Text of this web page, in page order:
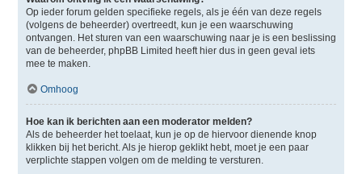
Op ieder forum gelden specifieke regels, als je één van deze regels
(volgens de beheerder) overtreedt, kun je een waarschuwing
ontvangen. Het sturen van een waarschuwing naar je is een beslissing
van de beheerder, phpBB Limited heeft hier dus in geen geval iets
mee te maken.
Omhoog
Hoe kan ik berichten aan een moderator melden?
Als de beheerder het toelaat, kun je op de hiervoor dienende knop
klikken bij het bericht. Als je hierop geklikt hebt, moet je een paar
verplichte stappen volgen om de melding te versturen.